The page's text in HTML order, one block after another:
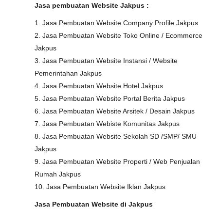
Jasa pembuatan Website Jakpus :
1. Jasa Pembuatan Website Company Profile Jakpus
2. Jasa Pembuatan Website Toko Online / Ecommerce
Jakpus
3. Jasa Pembuatan Website Instansi / Website
Pemerintahan Jakpus
4. Jasa Pembuatan Website Hotel Jakpus
5. Jasa Pembuatan Website Portal Berita Jakpus
6. Jasa Pembuatan Website Arsitek / Desain Jakpus
7. Jasa Pembuatan Webiste Komunitas Jakpus
8. Jasa Pembuatan Website Sekolah SD /SMP/ SMU
Jakpus
9. Jasa Pembuatan Website Properti / Web Penjualan
Rumah Jakpus
10. Jasa Pembuatan Website Iklan Jakpus
Jasa Pembuatan Website di Jakpus